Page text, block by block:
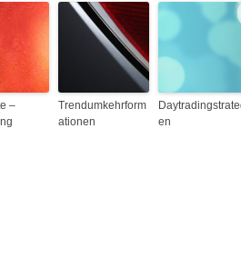
–
Trendumkehrform
ationen
en